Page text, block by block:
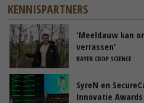
KENNISPARTNERS
‘Meeldauw kan
verrassen’
BAYER CROP SCIENCE
SyreN en
Innovatie Awards